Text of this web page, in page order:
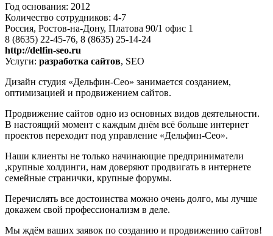
Год основания: 2012
Количество сотрудников: 4-7
Россия, Ростов-на-Дону, Платова 90/1 офис 1
8 (8635) 22-45-76, 8 (8635) 25-14-24
http://delfin-seo.ru
Услуги: разработка сайтов, SEO
Дизайн студия «Дельфин-Сео» занимается созданием,
оптимизацией и продвижением сайтов.
Продвижение сайтов одно из основных видов деятельности.
В настоящий момент с каждым днём всё больше интернет
проектов переходит под управление «Дельфин-Сео».
Наши клиенты не только начинающие предприниматели
,крупные холдинги, нам доверяют продвигать в интернете
семейные странички, крупные форумы.
Перечислять все достоинства можно очень долго, мы лучше
докажем свой профессионализм в деле.
Мы ждём ваших заявок по созданию и продвижению сайтов!